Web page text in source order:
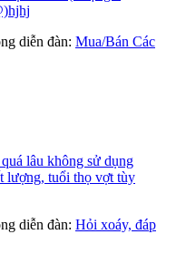
diễn đàn: Mua/Bán Các
lâu không sử dụng
lượng, tuổi thọ vợt tùy
diễn đàn: Hỏi xoáy, đáp